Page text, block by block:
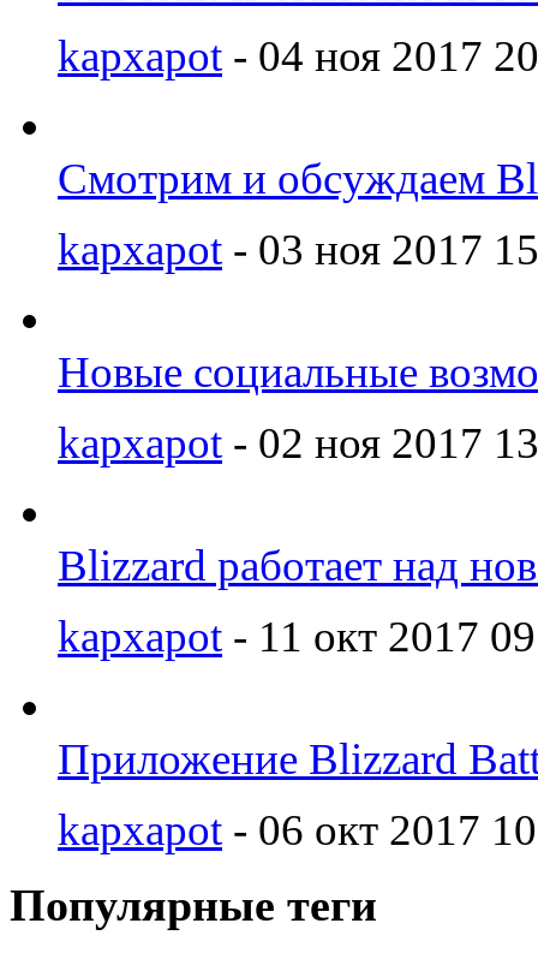
kapxapot - 04 ноя 2017
Смотрим и обсуждаем
kapxapot - 03 ноя 2017
Новые социальные
kapxapot - 02 ноя 2017
Blizzard работает над
kapxapot - 11 окт 2017
Приложение Blizzard
kapxapot - 06 окт 2017
Популярные теги